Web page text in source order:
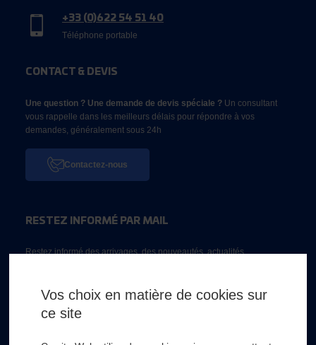
+33 (0)622 54 51 40
Téléphone portable
CONTACT & DEVIS
Une question ? Une demande de devis spéciale ? Un consultant
vous rappelle dans les meilleurs délais pour répondre à vos
demandes, généralement sous 24h
Contactez-nous
RESTEZ INFORMÉ PAR MAIL
Restez informé des arrivages, des nouveautés, actualités...
Vos choix en matière de cookies sur
ce site